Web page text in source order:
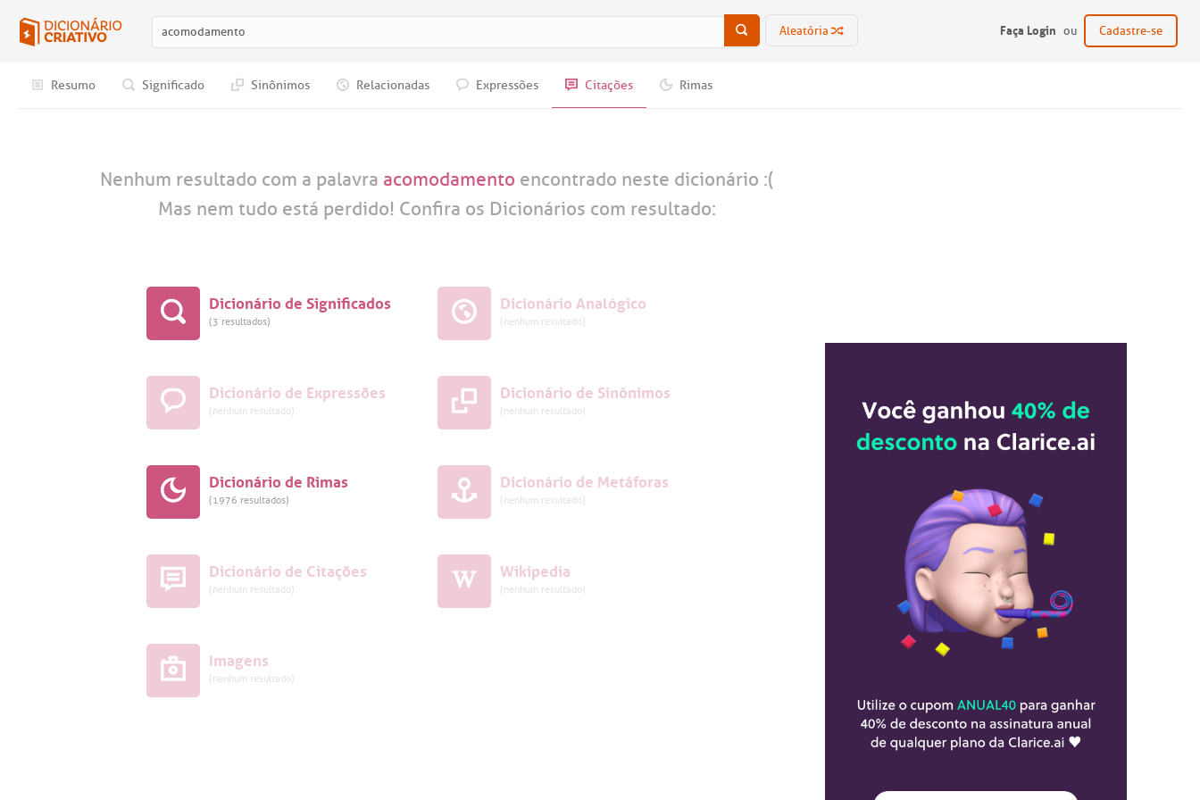
Aleatória Faça Login ou Cadastre-se
Resumo Significado Sinônimos Relacionadas Expressões Citações Rimas
Nenhum resultado com a palavra acomodamento encontrado neste dicionário :(
Mas nem tudo está perdido! Confira os Dicionários com resultado:
Dicionário de Significados
(3 resultados)
Dicionário Analógico
(nenhum resultado)
Dicionário de Expressões
(nenhum resultado)
Dicionário de Sinônimos
(nenhum resultado)
Dicionário de Rimas
(1976 resultados)
Dicionário de Metáforas
(nenhum resultado)
Dicionário de Citações
(nenhum resultado)
Wikipedia
(nenhum resultado)
Imagens
(nenhum resultado)